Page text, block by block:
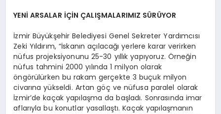
YENİ ARSALAR İÇİN ÇALIŞMALARIMIZ SÜRÜYOR
İzmir Büyükşehir Belediyesi Genel Sekreter Yardımcısı
Zeki Yıldırım, “İskanın açılacağı yerlere karar verirken
nüfus projeksiyonunu 25-30 yıllık yapıyoruz. Örneğin
nüfus tahmini 2000 yılında 1 milyon olarak
öngörülürken bu rakam gerçekte 3 buçuk milyon
civarına yükseldi. Artan göç ve nüfusa paralel olarak
İzmir’de kaçak yapılaşma da başladı. Sonrasında imar
aflarıyla bu konutlar yasallaştı. Kaçak yapılaşmanın